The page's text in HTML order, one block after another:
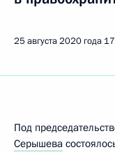
25 августа 2020 года
Под
Серышева